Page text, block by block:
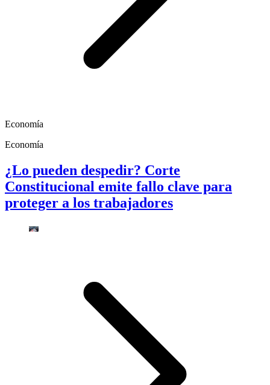
Economía
Economía
¿Lo pueden despedir? Corte
Constitucional emite fallo clave para
proteger a los trabajadores